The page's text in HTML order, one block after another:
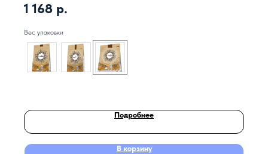
1 168 р.
Вес упаковки
Подробнее
В корзину